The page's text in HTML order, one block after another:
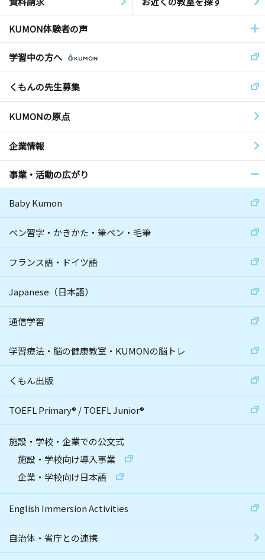
KUMON体験者の声
学習中の方へ
くもんの先生募集
KUMONの原点
企業情報
事業・活動の広がり
Baby Kumon
ペン習字・かきかた・筆ペン・毛筆
フランス語・ドイツ語
Japanese（日本語）
通信学習
学習療法・脳の健康教室・KUMONの脳トレ
くもん出版
TOEFL Primary® /TOEFL Junior®
施設・学校・企業での公文式
施設・学校向け導入事業
企業・学校向け日本語
English Immersion Activities
自治体・省庁との連携